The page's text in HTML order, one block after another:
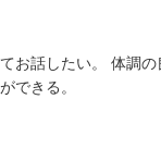
お話したい。 体調
できる。